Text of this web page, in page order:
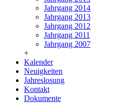
Jahrgang 2014
Jahrgang 2013
Jahrgang 2012
Jahrgang 2011
Jahrgang 2007
+
Kalender
Neuigkeiten
Jahreslosung
Kontakt
Dokumente